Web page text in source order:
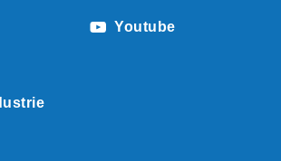
Youtube